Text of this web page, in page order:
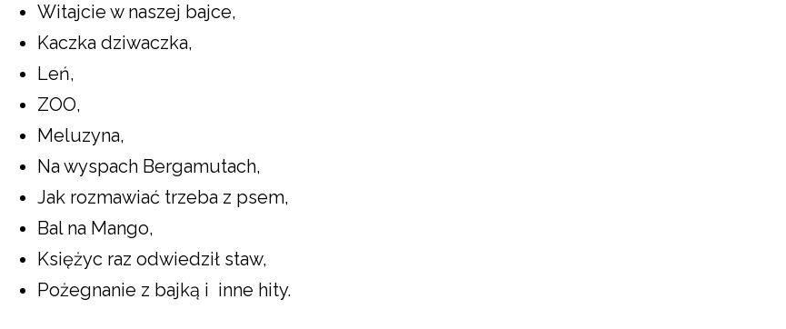
Witajcie w naszej bajce,
Kaczka dziwaczka,
Leń,
ZOO,
Meluzyna,
Na wyspach Bergamutach,
Jak rozmawiać trzeba z psem,
Bal na Mango,
Księżyc raz odwiedził staw,
Pożegnanie z bajką i inne hity.